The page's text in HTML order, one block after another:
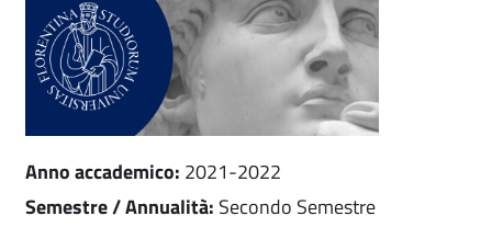
Anno accademico: 2021-2022
Semestre / Annualità: Secondo Semestre